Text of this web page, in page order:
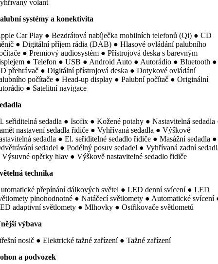
volant
systémy a konektivita
Car Play ● Bezdrátová nabíječka mobilních telefonů (Qi) ● CD
● Digitální příjem rádia (DAB) ● Hlasové ovládání palubního
● Premiový audiosystém ● Přístrojová deska s barevným
● Telefon ● USB ● Android Auto ● Autorádio ● Bluetooth ●
přehrávač ● Digitální přístrojová deska ● Dotykové ovládání
počítače ● Head-up display ● Palubní počítač ● Originální
● Satelitní navigace
seřiditelná sedadla ● Isofix ● Kožené potahy ● Nastavitelná sedadla
nastavení sedadla řidiče ● Vyhřívaná sedadla ● Výškově
sedadla ● El. seřiditelné sedadlo řidiče ● Masážní sedadla ●
sedadel ● Podélný posuv sedadel ● Vyhřívaná zadní
opěrky hlav ● Výškově nastavitelné sedadlo řidiče
technika
přepínání dálkových světel ● LED denní svícení ● LED
plnohodnotné ● Natáčecí světlomety ● Automatické svícení
adaptivní světlomety ● Mlhovky ● Ostřikovače světlometů
výbava
nosič ● Elektrické tažné zařízení ● Tažné zařízení
a podvozek